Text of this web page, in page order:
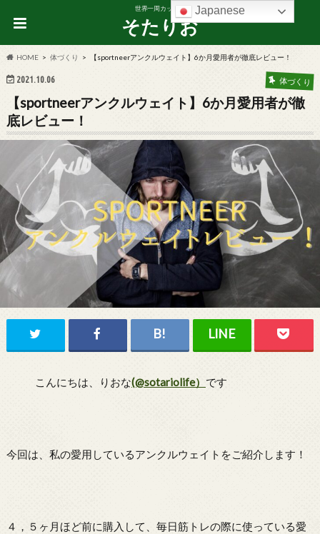
世界一周カップル
そたりお
HOME 体づくり 【sportneerアンクルウェイト】6か月愛用者が徹底レビュー！
2021.10.06 体づくり
【sportneerアンクルウェイト】6か月愛用者が徹
底レビュー！
こんにちは、りおな(@sotariolife） です
今回は、私の愛用しているアンクルウェイトをご紹介します！
４，５ヶ月ほど前に購入して、毎日筋トレの際に使っている愛
Japanese